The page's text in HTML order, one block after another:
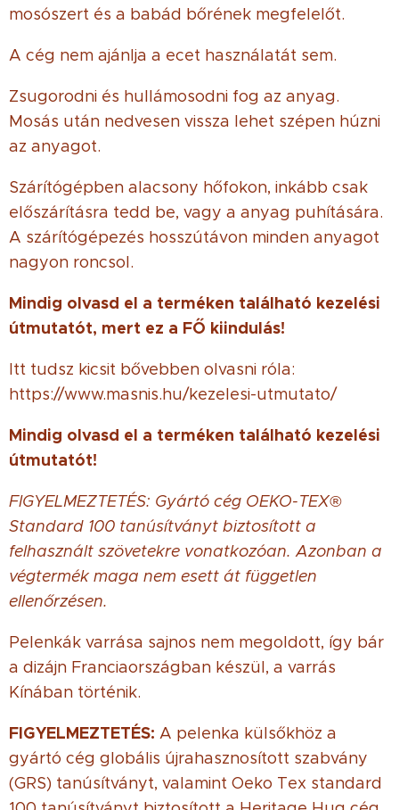
mosószert és a babád bőrének megfelelőt.
A cég nem ajánlja a ecet használatát sem.
Zsugorodni és hullámosodni fog az anyag.
Mosás után nedvesen vissza lehet szépen húzni
az anyagot.
Szárítógépben alacsony hőfokon, inkább csak
előszárításra tedd be, vagy a anyag puhítására.
A szárítógépezés hosszútávon minden anyagot
nagyon roncsol.
Mindig olvasd el a terméken található kezelési
útmutatót, mert ez a FŐ kiindulás!
Itt tudsz kicsit bővebben olvasni róla:
https://www.masnis.hu/kezelesi-utmutato/
Mindig olvasd el a terméken található kezelési
útmutatót!
FIGYELMEZTETÉS: Gyártó cég OEKO-TEX®
Standard 100 tanúsítványt biztosított a
felhasznált szövetekre vonatkozóan. Azonban a
végtermék maga nem esett át független
ellenőrzésen.
Pelenkák varrása sajnos nem megoldott, így bár
a dizájn Franciaországban készül, a varrás
Kínában történik.
FIGYELMEZTETÉS: A pelenka külsőkhöz a
gyártó cég globális újrahasznosított szabvány
(GRS) tanúsítványt, valamint Oeko Tex standard